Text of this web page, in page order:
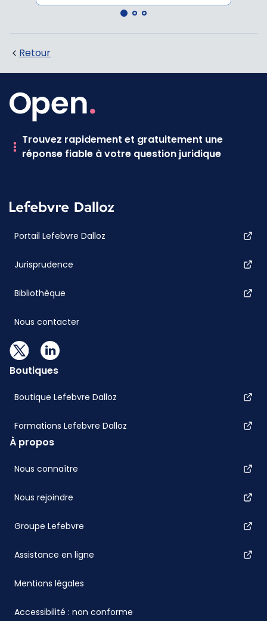
Retour
Trouvez rapidement et gratuitement une
réponse fiable à votre question juridique
Portail Lefebvre Dalloz
Jurisprudence
Bibliothèque
Nous contacter
Boutiques
Boutique Lefebvre Dalloz
Formations Lefebvre Dalloz
À propos
Nous connaître
Nous rejoindre
Groupe Lefebvre
Assistance en ligne
Mentions légales
Accessibilité : non conforme